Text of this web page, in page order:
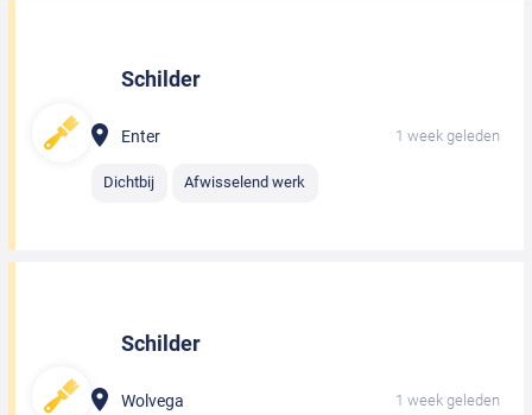
Schilder
Enter 1 week geleden
Dichtbij Afwisselend werk
Schilder
Wolvega 1 week geleden